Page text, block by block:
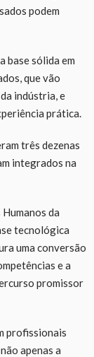
podem
base sólida em
que vão
indústria, e
prática.
três dezenas
integrados na
da
tecnológica
uma conversão
e a
promissor
profissionais
apenas a